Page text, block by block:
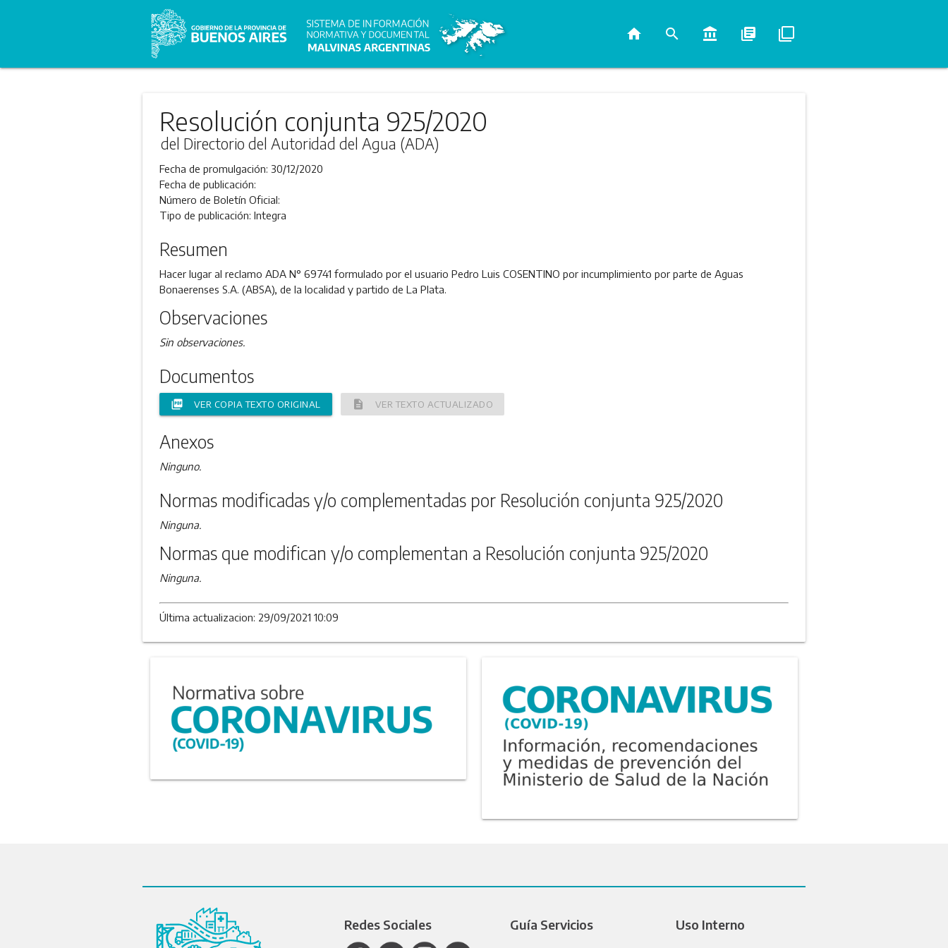
home search account_balance library_books filter_none
Resolución conjunta 925/2020
del Directorio del Autoridad del Agua (ADA)
Fecha de promulgación: 30/12/2020
Fecha de publicación:
Número de Boletín Oficial:
Tipo de publicación: Integra
Resumen
Hacer lugar al reclamo ADA N° 69741 formulado por el usuario Pedro Luis COSENTINO por incumplimiento por parte de Aguas
Bonaerenses S.A. (ABSA), de la localidad y partido de La Plata.
Observaciones
Sin observaciones.
Documentos
picture_as_pdf VER COPIA TEXTO ORIGINAL description VER TEXTO ACTUALIZADO
Anexos
Ninguno.
Normas modificadas y/o complementadas por Resolución conjunta 925/2020
Ninguna.
Normas que modifican y/o complementan a Resolución conjunta 925/2020
Ninguna.
Última actualizacion: 29/09/2021 10:09
Redes Sociales Guía Servicios Uso Interno